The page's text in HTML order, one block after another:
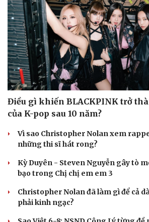
Điều gì khiến BLACKPINK trở
của K-pop sau 10 năm?
Vì sao Christopher Nolan xem
những thi sĩ hát rong?
Kỳ Duyên - Steven Nguyễn gây tò
bạo trong Chị chị em em 3
Christopher Nolan đã làm gì để cả
phải kinh ngạc?